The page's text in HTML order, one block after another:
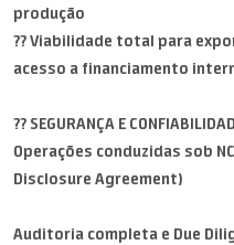
produção
?? Viabilidade total para
acesso a financiamento
?? SEGURANÇA E
Operações conduzidas sob
Disclosure Agreement)
Auditoria completa e Due